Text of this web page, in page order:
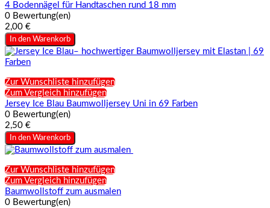
4 Bodennägel für Handtaschen rund 18 mm
0 Bewertung(en)
2,00 €
In den Warenkorb
Zur Wunschliste hinzufügen
Zum Vergleich hinzufügen
Jersey Ice Blau Baumwolljersey Uni in 69 Farben
0 Bewertung(en)
2,50 €
In den Warenkorb
Zur Wunschliste hinzufügen
Zum Vergleich hinzufügen
Baumwollstoff zum ausmalen
0 Bewertung(en)